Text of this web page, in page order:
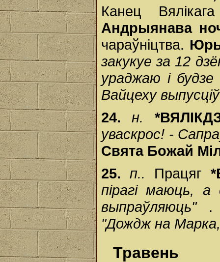
Канец
Андрыянава
чараўніцтва.
закукуе за 12
ураджаю і
Вайцеху
24.н.
уваскрос! -
Свята Божай
25. п.. Працяг
пірагі маюць, а
выпраўляюць" .
"Дождж на
Травень